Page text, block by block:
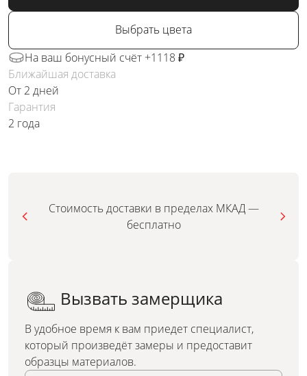
Выбрать цвета
На ваш бонусный счёт +1118 ₽
Ближайшая доставка
От 2 дней
Гарантия
2 года
Стоимость доставки в пределах МКАД —
бесплатно
Вызвать замерщика
В удобное время к вам приедет специалист,
который произведёт замеры и предоставит
образцы материалов.